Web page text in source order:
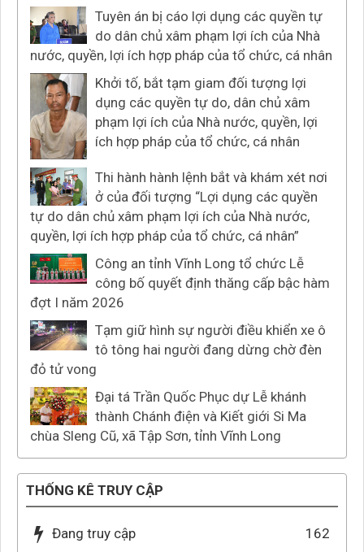
Tuyên án bị cáo lợi dụng các quyền tự
do dân chủ xâm phạm lợi ích của Nhà
nước, quyền, lợi ích hợp pháp của tổ chức, cá nhân
Khởi tố, bắt tạm giam đối tượng lợi
dụng các quyền tự do, dân chủ xâm
phạm lợi ích của Nhà nước, quyền, lợi
ích hợp pháp của tổ chức, cá nhân
Thi hành hành lệnh bắt và khám xét nơi
ở của đối tượng “Lợi dụng các quyền
tự do dân chủ xâm phạm lợi ích của Nhà nước,
quyền, lợi ích hợp pháp của tổ chức, cá nhân”
Công an tỉnh Vĩnh Long tổ chức Lễ
công bố quyết định thăng cấp bậc hàm
đợt I năm 2026
Tạm giữ hình sự người điều khiển xe ô
tô tông hai người đang dừng chờ đèn
đỏ tử vong
Đại tá Trần Quốc Phục dự Lễ khánh
thành Chánh điện và Kiết giới Si Ma
chùa Sleng Cũ, xã Tập Sơn, tỉnh Vĩnh Long
THỐNG KÊ TRUY CẬP
Đang truy cập
162